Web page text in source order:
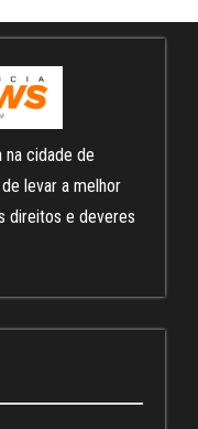
na cidade de
levar a melhor
direitos e deveres